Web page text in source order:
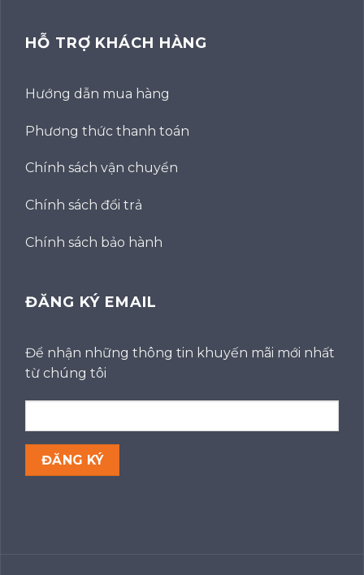
HỖ TRỢ KHÁCH HÀNG
Hướng dẫn mua hàng
Phương thức thanh toán
Chính sách vận chuyển
Chính sách đổi trả
Chính sách bảo hành
ĐĂNG KÝ EMAIL
Để nhận những thông tin khuyến mãi mới nhất
từ chúng tôi